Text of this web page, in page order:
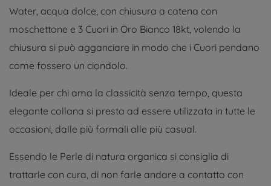
Water, acqua dolce, con chiusura a catena con
moschettone e 3 Cuori in Oro Bianco 18kt, volendo la
chiusura si può agganciare in modo che i Cuori pendano
come fossero un ciondolo.
Ideale per chi ama la classicità senza tempo, questa
elegante collana si presta ad essere utilizzata in tutte le
occasioni, dalle più formali alle più casual.
Essendo le Perle di natura organica si consiglia di
trattarle con cura, di non farle andare a contatto con